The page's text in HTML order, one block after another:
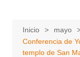
Inicio mayo
Conferencia de
templo de San